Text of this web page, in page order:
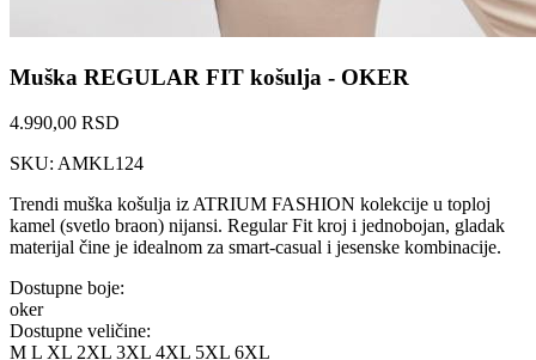
Muška REGULAR FIT košulja - OKER
4.990,00 RSD
SKU: AMKL124
Trendi muška košulja iz ATRIUM FASHION kolekcije u toploj
kamel (svetlo braon) nijansi. Regular Fit kroj i jednobojan, gladak
materijal čine je idealnom za smart-casual i jesenske kombinacije.
Dostupne boje:
oker
Dostupne veličine:
M L XL 2XL 3XL 4XL 5XL 6XL